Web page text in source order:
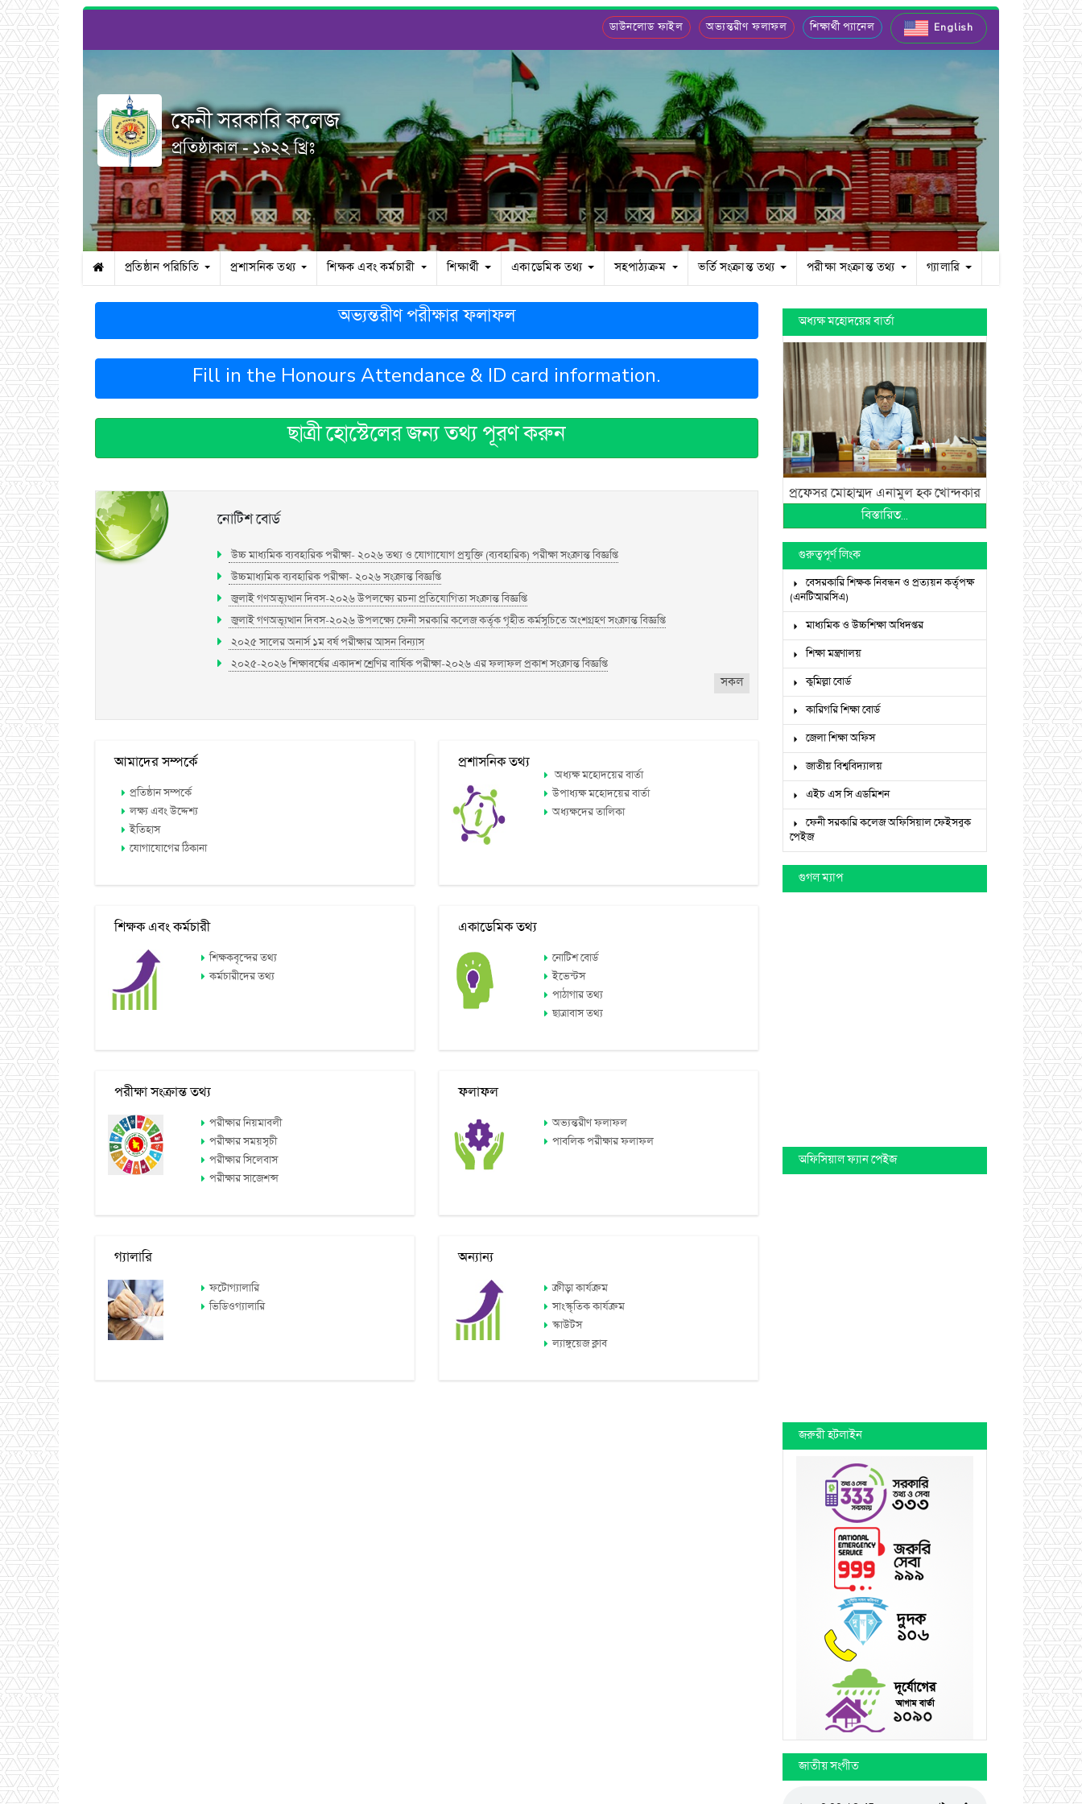
ডাউনলোড ফাইল অভ্যন্তরীণ ফলাফল শিক্ষার্থী প্যানেল English
ফেনী সরকারি কলেজ
প্রতিষ্ঠাকাল - ১৯২২ খ্রিঃ
প্রতিষ্ঠান পরিচিতি প্রশাসনিক তথ্য শিক্ষক এবং কর্মচারী শিক্ষার্থী একাডেমিক তথ্য সহপাঠ্যক্রম ভর্তি সংক্রান্ত তথ্য পরীক্ষা সংক্রান্ত তথ্য গ্যালারি
অভ্যন্তরীণ পরীক্ষার ফলাফল
Fill in the Honours Attendance & ID card information.
ছাত্রী হোস্টেলের জন্য তথ্য পূরণ করুন
নোটিশ বোর্ড
উচ্চ মাধ্যমিক ব্যবহারিক পরীক্ষা- ২০২৬ তথ্য ও যোগাযোগ প্রযুক্তি (ব্যবহারিক) পরীক্ষা সংক্রান্ত বিজ্ঞপ্তি
উচ্চমাধ্যমিক ব্যবহারিক পরীক্ষা- ২০২৬ সংক্রান্ত বিজ্ঞপ্তি
জুলাই গণঅভ্যূত্থান দিবস-২০২৬ উপলক্ষ্যে রচনা প্রতিযোগিতা সংক্রান্ত বিজ্ঞপ্তি
জুলাই গণঅভ্যূত্থান দিবস-২০২৬ উপলক্ষ্যে ফেনী সরকারি কলেজ কর্তৃক গৃহীত কর্মসূচিতে অংশগ্রহণ সংক্রান্ত বিজ্ঞপ্তি
২০২৫ সালের অনার্স ১ম বর্ষ পরীক্ষার আসন বিন্যাস
২০২৫-২০২৬ শিক্ষাবর্ষের একাদশ শ্রেণির বার্ষিক পরীক্ষা-২০২৬ এর ফলাফল প্রকাশ সংক্রান্ত বিজ্ঞপ্তি
সকল
আমাদের সম্পর্কে
প্রতিষ্ঠান সম্পর্কে
লক্ষ্য এবং উদ্দেশ্য
ইতিহাস
যোগাযোগের ঠিকানা
প্রশাসনিক তথ্য
অধ্যক্ষ মহোদয়ের বার্তা
উপাধ্যক্ষ মহোদয়ের বার্তা
অধ্যক্ষদের তালিকা
শিক্ষক এবং কর্মচারী
শিক্ষকবৃন্দের তথ্য
কর্মচারীদের তথ্য
একাডেমিক তথ্য
নোটিশ বোর্ড
ইভেন্টস
পাঠাগার তথ্য
ছাত্রাবাস তথ্য
পরীক্ষা সংক্রান্ত তথ্য
পরীক্ষার নিয়মাবলী
পরীক্ষার সময়সূচী
পরীক্ষার সিলেবাস
পরীক্ষার সাজেশন্স
ফলাফল
অভ্যন্তরীণ ফলাফল
পাবলিক পরীক্ষার ফলাফল
গ্যালারি
ফটোগ্যালারি
ভিডিওগ্যালারি
অন্যান্য
ক্রীড়া কার্যক্রম
সাংস্কৃতিক কার্যক্রম
স্কাউটস
ল্যাঙ্গুয়েজ ক্লাব
অধ্যক্ষ মহোদয়ের বার্তা
প্রফেসর মোহাম্মদ এনামুল হক খোন্দকার
বিস্তারিত...
গুরুত্বপূর্ণ লিংক
বেসরকারি শিক্ষক নিবন্ধন ও প্রত্যয়ন কর্তৃপক্ষ
(এনটিআরসিএ)
মাধ্যমিক ও উচ্চশিক্ষা অধিদপ্তর
শিক্ষা মন্ত্রণালয়
কুমিল্লা বোর্ড
কারিগরি শিক্ষা বোর্ড
জেলা শিক্ষা অফিস
জাতীয় বিশ্ববিদ্যালয়
এইচ এস সি এডমিশন
ফেনী সরকারি কলেজ অফিসিয়াল ফেইসবুক
পেইজ
গুগল ম্যাপ
অফিসিয়াল ফ্যান পেইজ
জরুরী হটলাইন
জাতীয় সংগীত